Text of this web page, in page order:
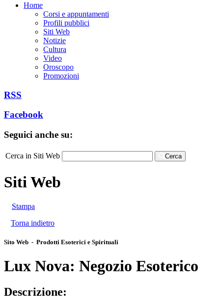
Home
Corsi e appuntamenti
Profili pubblici
Siti Web
Notizie
Cultura
Video
Oroscopo
Promozioni
RSS
Facebook
Seguici anche su:
Cerca in Siti Web Cerca
Siti Web
Stampa
Torna indietro
Sito Web - Prodotti Esoterici e Spirituali
Lux Nova: Negozio Esoterico
Descrizione: